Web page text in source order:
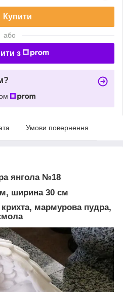
Купити
або
з
Умови повернення
янгола №18
ширина 30 см
мармурова пудра,